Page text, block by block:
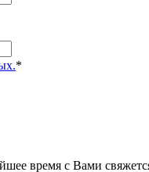
*
время с Вами